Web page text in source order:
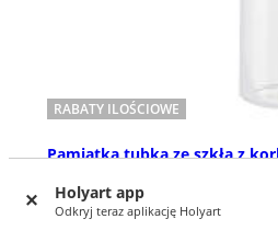
Holyart app
Odkryj teraz aplikację Holyart
RABATY ILOŚCIOWE
Pamiątka tubka ze szkła z
DOSTĘPNY